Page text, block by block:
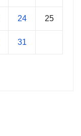
24 25
31